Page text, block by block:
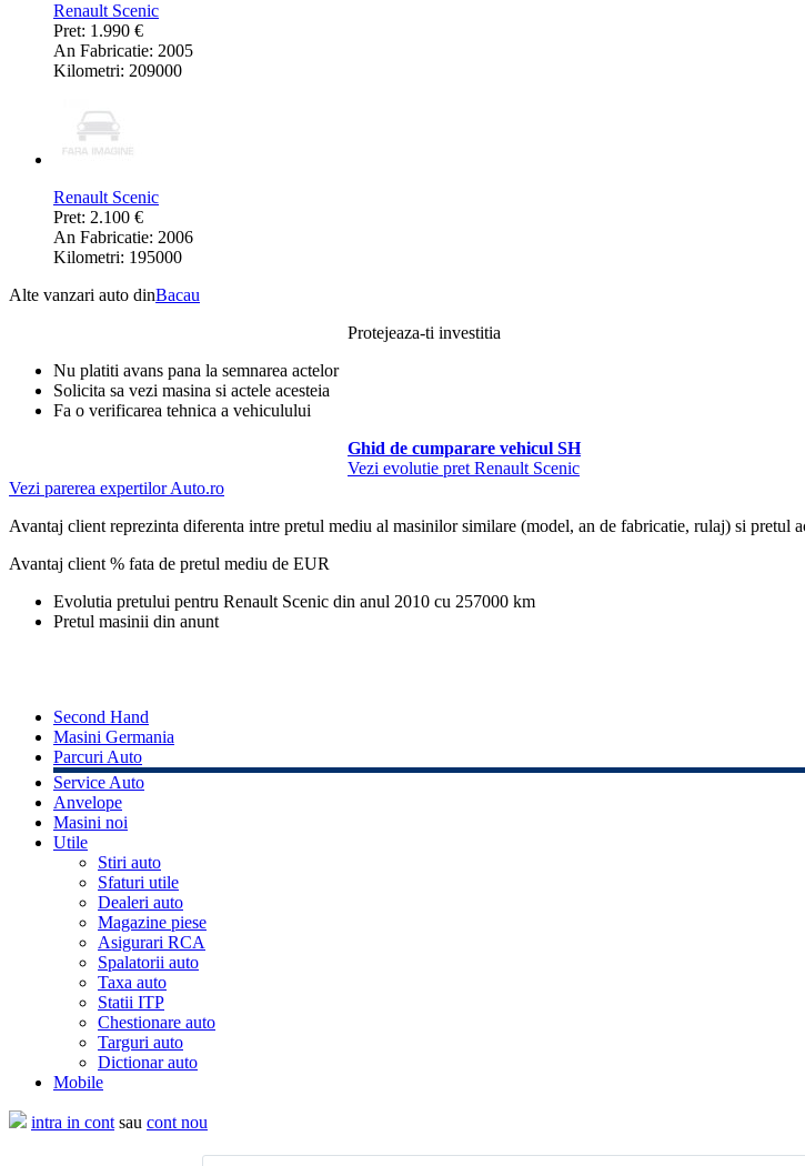
Renault Scenic
Pret: 1.990 €
An Fabricatie: 2005
Kilometri: 209000
Renault Scenic
Pret: 2.100 €
An Fabricatie: 2006
Kilometri: 195000
Alte vanzari auto dinBacau
Protejeaza-ti investitia
Nu platiti avans pana la semnarea actelor
Solicita sa vezi masina si actele acesteia
Fa o verificarea tehnica a vehiculului
Ghid de cumparare vehicul SH
Vezi evolutie pret Renault Scenic
Vezi parerea expertilor Auto.ro
Avantaj client reprezinta diferenta intre pretul mediu al masinilor similare (model, an de fabricatie, rulaj) si pretul
Avantaj client % fata de pretul mediu de EUR
Evolutia pretului pentru Renault Scenic din anul 2010 cu 257000 km
Pretul masinii din anunt
Second Hand
Masini Germania
Parcuri Auto
Service Auto
Anvelope
Masini noi
Utile
Stiri auto
Sfaturi utile
Dealeri auto
Magazine piese
Asigurari RCA
Spalatorii auto
Taxa auto
Statii ITP
Chestionare auto
Targuri auto
Dictionar auto
Mobile
intra in cont sau cont nou